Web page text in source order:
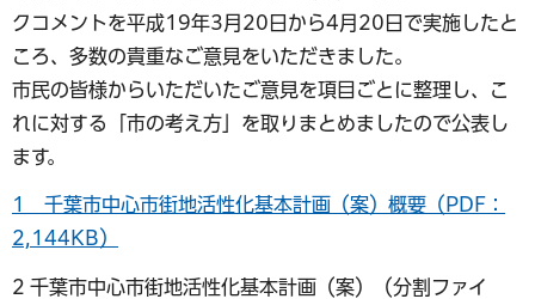
クコメントを平成19年3月20日から4月20日で実施したと
ころ、多数の貴重なご意見をいただきました。
市民の皆様からいただいたご意見を項目ごとに整理し、こ
れに対する「市の考え方」を取りまとめましたので公表し
ます。
1 千葉市中心市街地活性化基本計画（案）概要（PDF：
2,144KB）
2 千葉市中心市街地活性化基本計画（案）（分割ファイ